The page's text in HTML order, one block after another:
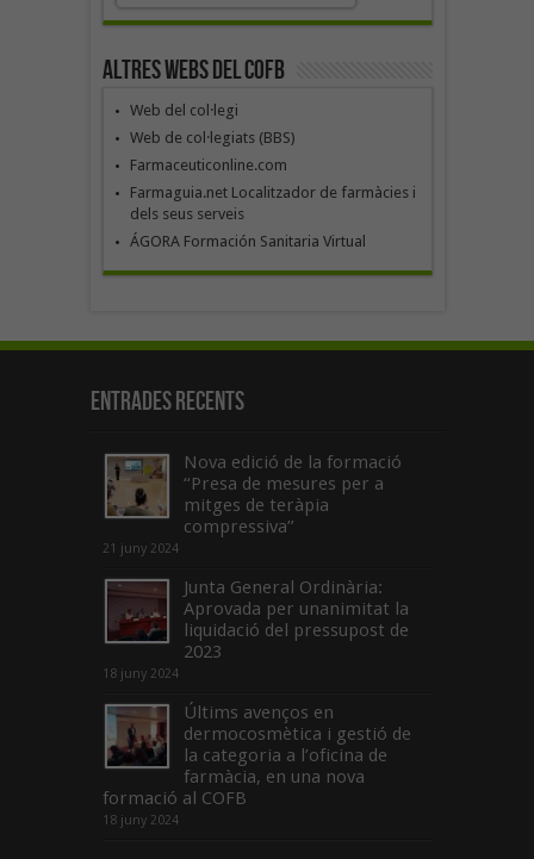
Altres webs del COFB
Web del col·legi
Web de col·legiats (BBS)
Farmaceuticonline.com
Farmaguia.net Localitzador de farmàcies i
dels seus serveis
ÁGORA Formación Sanitaria Virtual
Entrades recents
Nova edició de la formació
“Presa de mesures per a
mitges de teràpia
compressiva”
21 juny 2024
Junta General Ordinària:
Aprovada per unanimitat la
liquidació del pressupost de
2023
18 juny 2024
Últims avenços en
dermocosmètica i gestió de
la categoria a l’oficina de
farmàcia, en una nova
formació al COFB
18 juny 2024